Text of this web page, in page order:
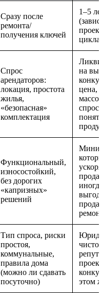
Сразу после
ремонта/
получения ключей
1–5
цикла
Спрос
арендаторов:
локация, простота
жилья,
«безопасная»
комплектация
на
цена,
спрос,
Функциональный,
износостойкий,
без дорогих
«капризных»
решений
иногда
Тип спроса, риски
простоя,
коммунальные,
правила дома
(можно ли сдавать
посуточно)
этом